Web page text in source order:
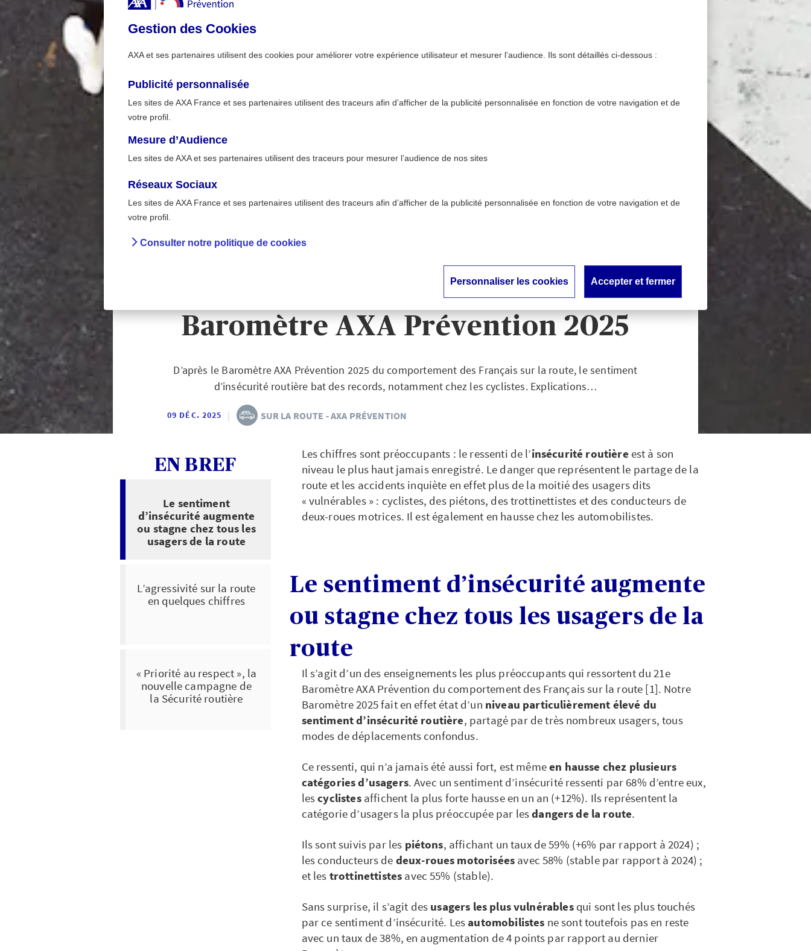
Accueil
Sentiment d’insécurité sur la route :
les chiffres records du 21e
Baromètre AXA Prévention 2025
D’après le Baromètre AXA Prévention 2025 du comportement des Français sur la route, le sentiment
d’insécurité routière bat des records, notamment chez les cyclistes. Explications…
09 DÉC. 2025 | SUR LA ROUTE - AXA PRÉVENTION
EN BREF
Le sentiment
d’insécurité augmente
ou stagne chez tous les
usagers de la route
L’agressivité sur la route
en quelques chiffres
« Priorité au respect », la
nouvelle campagne de
la Sécurité routière
Les chiffres sont préoccupants : le ressenti de l’insécurité routière est à son
niveau le plus haut jamais enregistré. Le danger que représentent le partage de la
route et les accidents inquiète en effet plus de la moitié des usagers dits
« vulnérables » : cyclistes, des piétons, des trottinettistes et des conducteurs de
deux-roues motrices. Il est également en hausse chez les automobilistes.
Le sentiment d’insécurité augmente
ou stagne chez tous les usagers de la
route
Il s’agit d’un des enseignements les plus préoccupants qui ressortent du 21e
Baromètre AXA Prévention du comportement des Français sur la route [1]. Notre
Baromètre 2025 fait en effet état d’un niveau particulièrement élevé du
sentiment d’insécurité routière, partagé par de très nombreux usagers, tous
modes de déplacements confondus.
Ce ressenti, qui n’a jamais été aussi fort, est mêmeen hausse chez plusieurs
catégories d’usagers. Avec un sentiment d’insécurité ressenti par 68% d’entre eux,
lescyclistesaffichent la plus forte hausse en un an (+12%). Ils représentent la
catégorie d’usagers la plus préoccupée par lesdangers de la route.
Ils sont suivis par les piétons, affichant un taux de 59% (+6% par rapport à 2024) ;
les conducteurs de deux-roues motorisées avec 58% (stable par rapport à 2024) ;
et les trottinettistes avec 55% (stable).
Sans surprise, il s’agit des usagers les plus vulnérablesqui sont les plus touchés
par ce sentiment d’insécurité. Les automobilistes ne sont toutefois pas en reste
avec un taux de 38%, en augmentation de 4 points par rapport au dernier
Gestion des Cookies
AXA et ses partenaires utilisent des cookies pour améliorer votre expérience utilisateur et mesurer l’audience. Ils sont détaillés ci-dessous :
Publicité personnalisée
Les sites de AXA France et ses partenaires utilisent des traceurs afin d’afficher de la publicité personnalisée en fonction de votre navigation et de
votre profil.
Mesure d’Audience
Les sites de AXA et ses partenaires utilisent des traceurs pour mesurer l’audience de nos sites
Réseaux Sociaux
Les sites de AXA France et ses partenaires utilisent des traceurs afin d’afficher de la publicité personnalisée en fonction de votre navigation et de
votre profil.
Consulter notre politique de cookies
Personnaliser les cookies Accepter et fermer